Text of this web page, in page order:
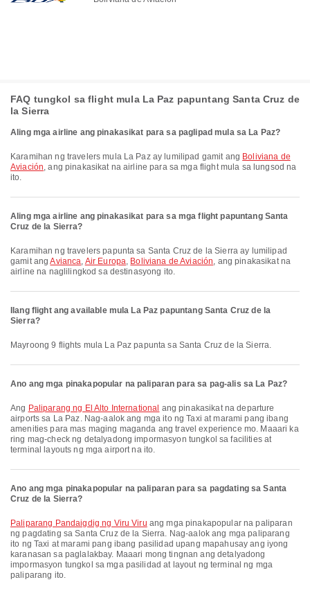
FAQ tungkol sa flight mula La Paz papuntang Santa Cruz de
la Sierra
Aling mga airline ang pinakasikat para sa paglipad mula sa La Paz?
Karamihan ng travelers mula La Paz ay lumilipad gamit ang Boliviana de
Aviación, ang pinakasikat na airline para sa mga flight mula sa lungsod na
ito.
Aling mga airline ang pinakasikat para sa mga flight papuntang Santa
Cruz de la Sierra?
Karamihan ng travelers papunta sa Santa Cruz de la Sierra ay lumilipad
gamit angAvianca, Air Europa, Boliviana de Aviación, ang pinakasikat na
airline na naglilingkod sa destinasyong ito.
Ilang flight ang available mula La Paz papuntang Santa Cruz de la
Sierra?
Mayroong 9 flights mula La Paz papunta sa Santa Cruz de la Sierra.
Ano ang mga pinakapopular na paliparan para sa pag-alis sa La Paz?
Ang Paliparang ng El Alto International ang pinakasikat na departure
airports sa La Paz. Nag-aalok ang mga ito ng Taxi at marami pang ibang
amenities para mas maging maganda ang travel experience mo. Maaari ka
ring mag-check ng detalyadong impormasyon tungkol sa facilities at
terminal layouts ng mga airport na ito.
Ano ang mga pinakapopular na paliparan para sa pagdating sa Santa
Cruz de la Sierra?
Paliparang Pandaigdig ng Viru Viru ang mga pinakapopular na paliparan
ng pagdating sa Santa Cruz de la Sierra. Nag-aalok ang mga paliparang
ito ng Taxi at marami pang ibang pasilidad upang mapahusay ang iyong
karanasan sa paglalakbay. Maaari mong tingnan ang detalyadong
impormasyon tungkol sa mga pasilidad at layout ng terminal ng mga
paliparang ito.